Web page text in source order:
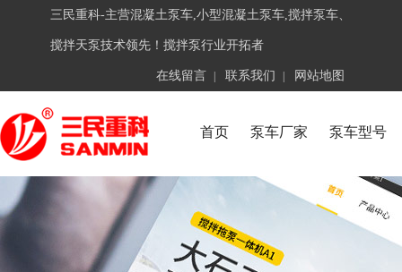
三民重科-主营混凝土泵车,小型混凝土泵车,搅拌泵车、
搅拌天泵技术领先！搅拌泵行业开拓者
在线留言 联系我们 网站地图
首页 泵车厂家 泵车型号